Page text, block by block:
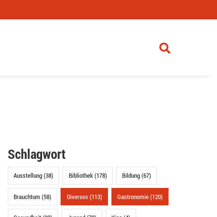
Schlagwort
Ausstellung (38) Bibliothek (178) Bildung (67)
Brauchtum (58) Diverses (113) Gastronomie (120)